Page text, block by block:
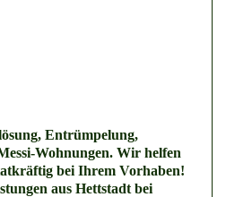
Entrümpelung,
Wohnungen. Wir helfen
bei Ihrem Vorhaben!
aus Hettstadt bei